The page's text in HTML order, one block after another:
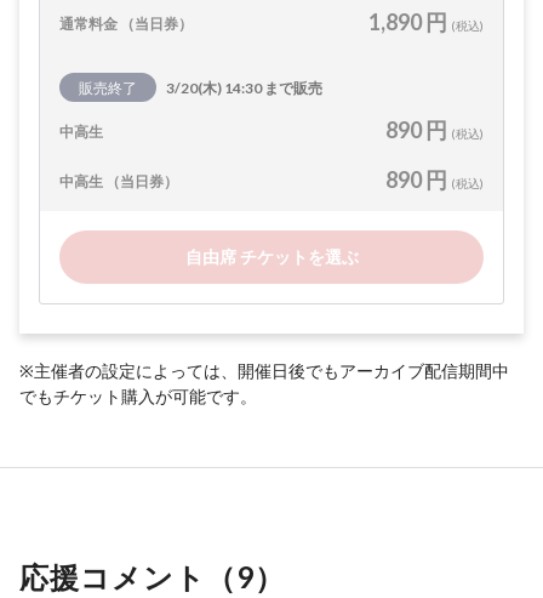
通常料金 （当日券） 1,890 円 (税込)
販売終了 3/20(木) 14:30 まで販売
中高生 890 円 (税込)
中高生 （当日券） 890 円 (税込)
自由席 チケットを選ぶ
※主催者の設定によっては、開催日後でもアーカイブ配信期間中
でもチケット購入が可能です。
応援コメント（9）